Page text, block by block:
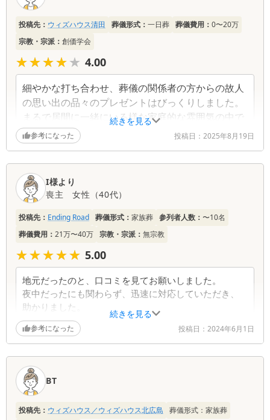
続きを見る
投稿先： ウィズハウス清田 葬儀形式： 一日葬 葬儀費用： 0〜20万
宗教・宗派： 創価学会
★★★★★
★★★★★ 4.00
細やかな打ち合わせ、葬儀の関係者の方からの故人
の思い出の品々のプレゼントはびっくりしました。
まるで居間に一緒にいる様な家庭的な雰囲気の中で
最後までお見送りでき暖かいここで良かったね…と
言える葬儀となりました。ありがとうございまし
た。いちえのお食事はやはり美味しいです。
参考になった 投稿日： 2025年8月19日
続きを見る
I様より
喪主
女性 （40代）
投稿先： Ending Road 葬儀形式： 家族葬 参列者人数： 〜10名
葬儀費用： 21万〜40万 宗教・宗派： 無宗教
★★★★★
★★★★★ 5.00
地元だったのと、口コミを見てお願いしました。
夜中だったにも関わらず、迅速に対応していただき、
助かりました。
かわいい色の棺と福島さんの手作り骨ツボカバー。手
作りとは思えないクオリティで感動しました。
こちらに寄り添って頂いたのは、今回の母の葬儀が初
めてだったので（祖父母の時はマニュアル通りでし
た）嬉しかったです。
本当にありがとうございました。
参考になった 投稿日： 2024年6月1日
BT
投稿先： ウィズハウス／ウィズハウス北広島 葬儀形式： 家族葬